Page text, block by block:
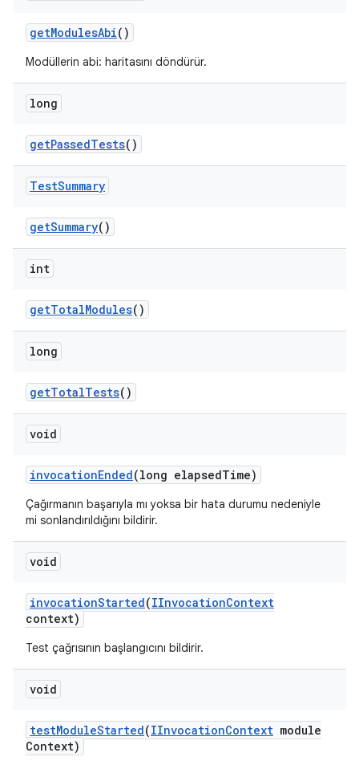
getModulesAbi()
Modüllerin abi: haritasını döndürür.
long
getPassedTests()
TestSummary
getSummary()
int
getTotalModules()
long
getTotalTests()
void
invocationEnded(long elapsedTime)
Çağırmanın başarıyla mı yoksa bir hata durumu nedeniyle
mi sonlandırıldığını bildirir.
void
invocationStarted(IInvocationContext
context)
Test çağrısının başlangıcını bildirir.
void
testModuleStarted(IInvocationContext module
Context)